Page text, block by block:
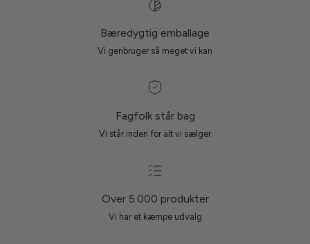
Bæredygtig emballage
Vi genbruger så meget vi kan
Fagfolk står bag
Vi står inden for alt vi sælger
Over 5.000 produkter
Vi har et kæmpe udvalg